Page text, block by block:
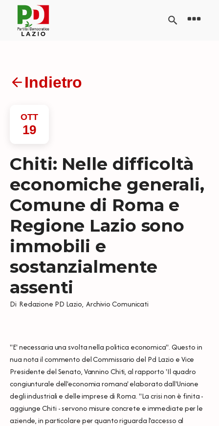
Indietro
OTT
19
Chiti: Nelle difficoltà
economiche generali,
Comune di Roma e
Regione Lazio sono
immobili e
sostanzialmente
assenti
Di Redazione PD Lazio, Archivio Comunicati
"E' necessaria una svolta nella politica economica". Questo in
nua nota il commento del Commissario del Pd Lazio e Vice
Presidente del Senato, Vannino Chiti, al rapporto 'Il quadro
congiunturale dell'economia romana' elaborato dall'Unione
degli industriali e delle imprese di Roma. "La crisi non è finita -
aggiunge Chiti - servono misure concrete e immediate per le
aziende, in particolare per quanto riguarda l'accesso al